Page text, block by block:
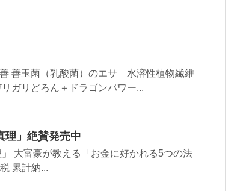
善玉菌（乳酸菌）のエサ 水溶性植物繊維
ガリどろん＋ドラゴンパワー...
理」絶賛発売中
大富豪が教える「お金に好かれる5つの法
累計納...